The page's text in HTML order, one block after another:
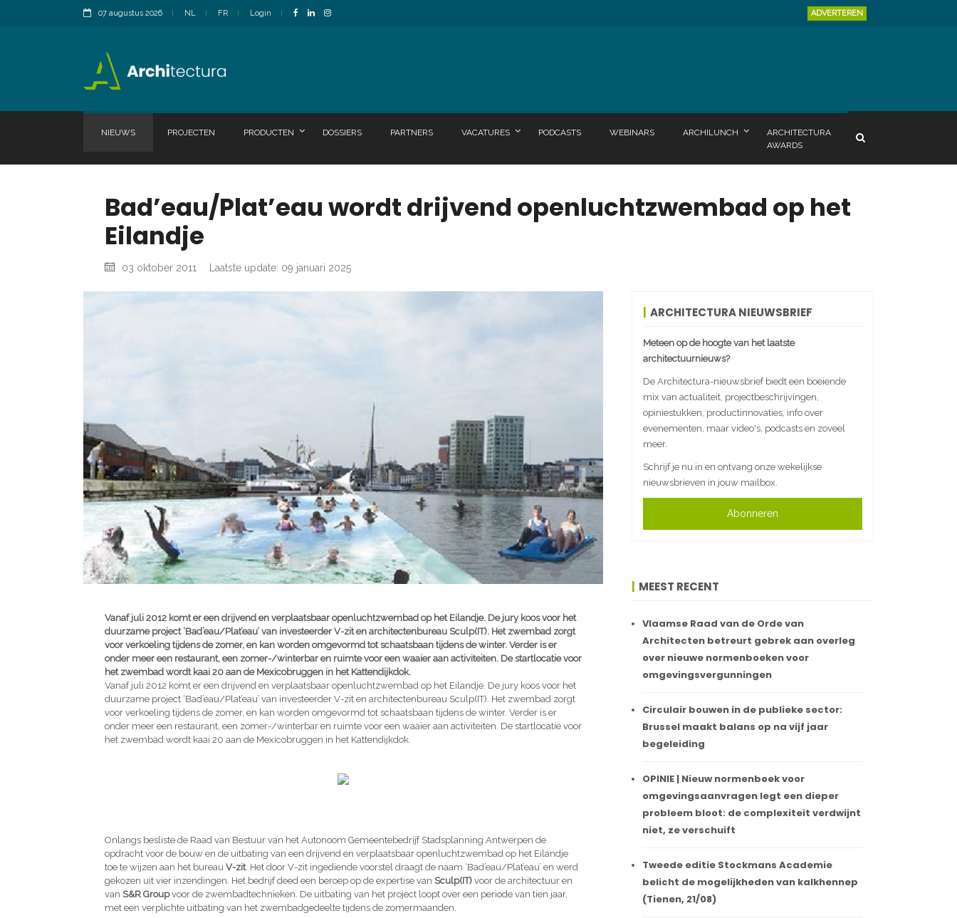
07 augustus 2026 NL FR Login ADVERTEREN
NIEUWS PROJECTEN PRODUCTEN DOSSIERS PARTNERS VACATURES PODCASTS WEBINARS ARCHILUNCH
ARCHITECTURA
AWARDS
Bad’eau/Plat’eau wordt drijvend openluchtzwembad op het
Eilandje
03 oktober 2011 Laatste update: 09 januari 2025
Vanaf juli 2012 komt er een drijvend en verplaatsbaar openluchtzwembad op het Eilandje. De jury koos voor het
duurzame project ‘Bad’eau/Plat’eau’ van investeerder V-zit en architectenbureau Sculp(IT). Het zwembad zorgt
voor verkoeling tijdens de zomer, en kan worden omgevormd tot schaatsbaan tijdens de winter. Verder is er
onder meer een restaurant, een zomer-/winterbar en ruimte voor een waaier aan activiteiten. De startlocatie voor
het zwembad wordt kaai 20 aan de Mexicobruggen in het Kattendijkdok.
Vanaf juli 2012 komt er een drijvend en verplaatsbaar openluchtzwembad op het Eilandje. De jury koos voor het
duurzame project ‘Bad’eau/Plat’eau’ van investeerder V-zit en architectenbureau Sculp(IT). Het zwembad zorgt
voor verkoeling tijdens de zomer, en kan worden omgevormd tot schaatsbaan tijdens de winter. Verder is er
onder meer een restaurant, een zomer-/winterbar en ruimte voor een waaier aan activiteiten. De startlocatie voor
het zwembad wordt kaai 20 aan de Mexicobruggen in het Kattendijkdok.
Onlangs besliste de Raad van Bestuur van het Autonoom Gemeentebedrijf Stadsplanning Antwerpen de
opdracht voor de bouw en de uitbating van een drijvend en verplaatsbaar openluchtzwembad op het Eilandje
toe te wijzen aan het bureau V-zit. Het door V-zit ingediende voorstel draagt de naam ‘Bad’eau/Plat’eau’ en werd
gekozen uit vier inzendingen. Het bedrijf deed een beroep op de expertise van Sculp(IT) voor de architectuur en
van S&R Groupvoor de zwembadtechnieken. De uitbating van het project loopt over een periode van tien jaar,
met een verplichte uitbating van het zwembadgedeelte tijdens de zomermaanden.
ARCHITECTURA NIEUWSBRIEF
Meteen op de hoogte van het laatste
architectuurnieuws?
De Architectura-nieuwsbrief biedt een boeiende
mix van actualiteit, projectbeschrijvingen,
opiniestukken, productinnovaties, info over
evenementen, maar video's, podcasts en zoveel
meer.
Schrijf je nu in en ontvang onze wekelijkse
nieuwsbrieven in jouw mailbox.
Abonneren
MEEST RECENT
Vlaamse Raad van de Orde van
Architecten betreurt gebrek aan overleg
over nieuwe normenboeken voor
omgevingsvergunningen
Circulair bouwen in de publieke sector:
Brussel maakt balans op na vijf jaar
begeleiding
OPINIE | Nieuw normenboek voor
omgevingsaanvragen legt een dieper
probleem bloot: de complexiteit verdwijnt
niet, ze verschuift
Tweede editie Stockmans Academie
belicht de mogelijkheden van kalkhennep
(Tienen, 21/08)